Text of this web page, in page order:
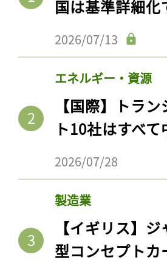
国は基準詳細化
2026/07/13
エネルギー・資源
【国際】トラ
ト10社はすべ
2026/07/28
製造業
【イギリス】
型コンセプトカ